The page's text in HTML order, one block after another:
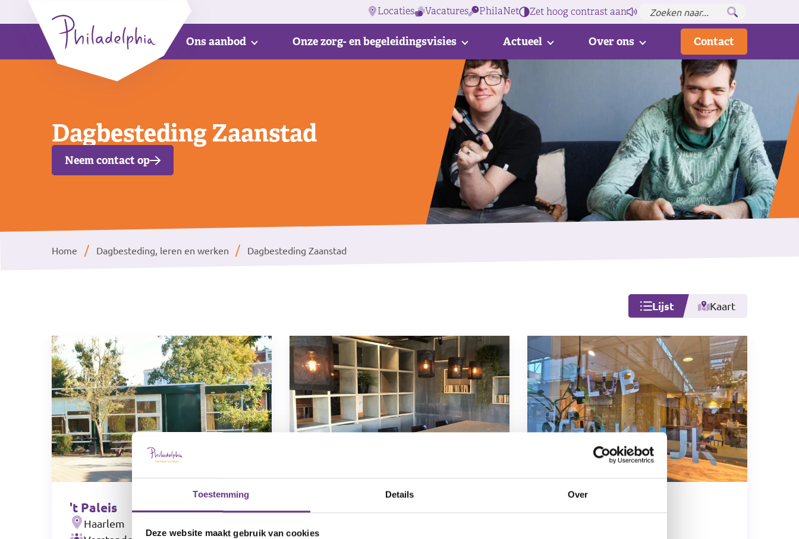
Toestemming Details Over
Deze website maakt gebruik van cookies
Locaties Vacatures PhilaNet Zet hoog contrast aan
Ons aanbod Onze zorg- en begeleidingsvisies Actueel Over ons Contact
Dagbesteding Zaanstad
Neem contact op
Home Dagbesteding, leren en werken Dagbesteding Zaanstad
Lijst Kaart
't Paleis
Haarlem
Buiksloterham